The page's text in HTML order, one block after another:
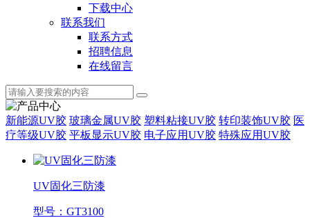
下载中心
联系我们
联系方式
招聘信息
在线留言
新能源UV胶 玻璃金属UV胶 塑料粘接UV胶 转印装饰UV胶 医
疗等级UV胶 平板显示UV胶 电子应用UV胶 特殊应用UV胶
UV固化三防漆
型号：GT3100